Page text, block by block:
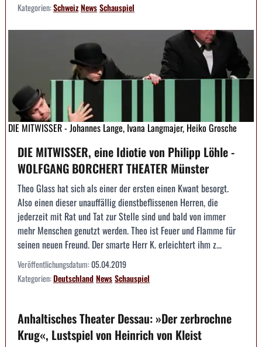
Kategorien:SchweizNewsSchauspiel
DIE MITWISSER - Johannes Lange, Ivana Langmajer, Heiko Grosche
DIE MITWISSER, eine Idiotie von Philipp Löhle -
WOLFGANG BORCHERT THEATER Münster
Theo Glass hat sich als einer der ersten einen Kwant besorgt.
Also einen dieser unauffällig dienstbeflissenen Herren, die
jederzeit mit Rat und Tat zur Stelle sind und bald von immer
mehr Menschen genutzt werden. Theo ist Feuer und Flamme für
seinen neuen Freund. Der smarte Herr K. erleichtert ihm z...
Veröffentlichungsdatum:05.04.2019
Kategorien:DeutschlandNewsSchauspiel
Anhaltisches Theater Dessau: »Der zerbrochne
Krug«, Lustspiel von Heinrich von Kleist